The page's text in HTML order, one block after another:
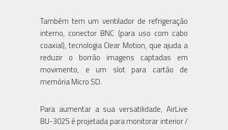
Também tem um ventilador de refrigeração
interno, conector BNC (para uso com cabo
coaxial), tecnologia Clear Motion, que ajuda a
reduzir o borrão imagens captadas em
movimento, e um slot para cartão de
memória Micro SD.
Para aumentar a sua versatilidade, AirLive
BU-3025 é projetada para monitorar interior /